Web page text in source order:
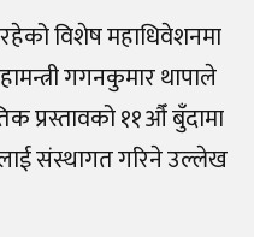
विशेष महाधिवेशनमा
गगनकुमार थापाले
प्रस्तावको ११औँ बुँदामा
संस्थागत गरिने उल्लेख